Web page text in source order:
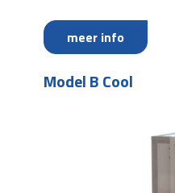
meer info
Model B Cool